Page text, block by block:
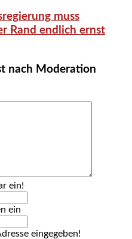
muss
Rand endlich ernst
nach Moderation
ein!
ein
eingegeben!